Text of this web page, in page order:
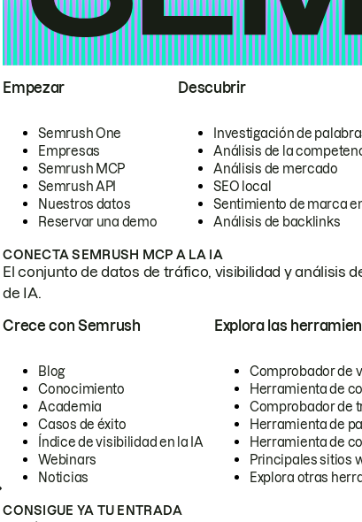
Empezar
Semrush One
Empresas
Semrush MCP
Semrush API
Nuestros datos
Reservar una demo
Descubrir
Investigación de
Análisis de la
Análisis de mercado
SEO local
Sentimiento de marca
Análisis de backlinks
CONECTA SEMRUSH MCP A LA IA
El conjunto de datos de tráfico, visibilidad y análisis
de IA.
Crece con Semrush
Blog
Conocimiento
Academia
Casos de éxito
Índice de visibilidad en la IA
Webinars
Noticias
Explora las
Comprobador de
Herramienta de
Comprobador de
Herramienta de
Herramienta de
Principales sitios
Explora otras
CONSIGUE YA TU ENTRADA